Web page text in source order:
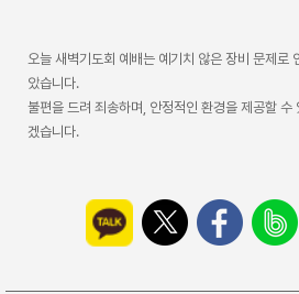
오늘 새벽기도회 예배는 예기치 않은 장비 문제로
았습니다.
불편을 드려 죄송하며, 안정적인 환경을 제공할 수
겠습니다.